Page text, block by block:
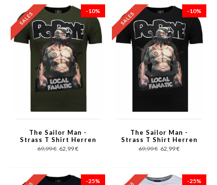
-10%
The Sailor Man -
Strass T Shirt Herren
- Grün
69,99 € 62,99 €
-10%
The Sailor Man -
Strass T Shirt Herren
- Schwarz
69,99 € 62,99 €
-25% -25%